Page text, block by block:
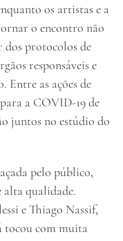
os artistas e a
o encontro não
dos protocolos de
responsáveis e
Entre as ações de
a COVID-19 de
juntos no estúdio do
pelo público,
alta qualidade.
e Thiago Nassif,
tocou com muita